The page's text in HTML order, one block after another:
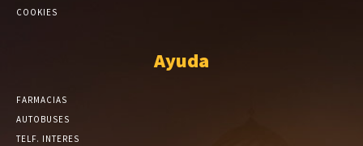
COOKIES
Ayuda
FARMACIAS
AUTOBUSES
TELF. INTERES